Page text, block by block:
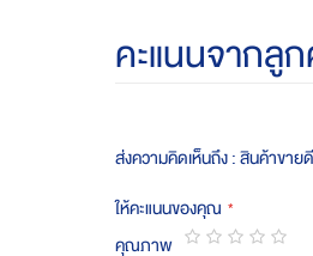
คะแนนจากลู
ส่งความคิดเห็นถึง : สินค้าขาย
ให้คะแนนของคุณ
คุณภาพ